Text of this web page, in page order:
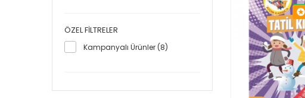
ÖZEL FILTRELER
Kampanyalı Ürünler (8)